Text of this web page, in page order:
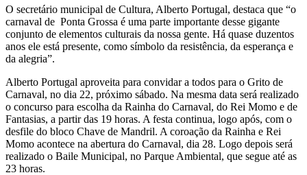
O secretário municipal de Cultura, Alberto Portugal, destaca que “o
carnaval de Ponta Grossa é uma parte importante desse gigante
conjunto de elementos culturais da nossa gente. Há quase duzentos
anos ele está presente, como símbolo da resistência, da esperança e
da alegria”.
Alberto Portugal aproveita para convidar a todos para o Grito de
Carnaval, no dia 22, próximo sábado. Na mesma data será realizado
o concurso para escolha da Rainha do Carnaval, do Rei Momo e de
Fantasias, a partir das 19 horas. A festa continua, logo após, com o
desfile do bloco Chave de Mandril. A coroação da Rainha e Rei
Momo acontece na abertura do Carnaval, dia 28. Logo depois será
realizado o Baile Municipal, no Parque Ambiental, que segue até as
23 horas.